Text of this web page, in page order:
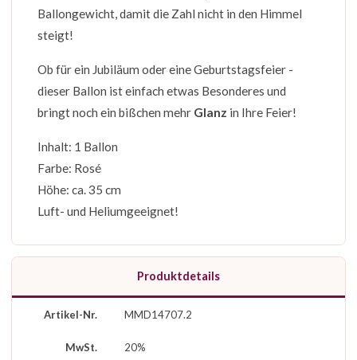
Ballongewicht, damit die Zahl nicht in den Himmel
steigt!
Ob für ein Jubiläum oder eine Geburtstagsfeier -
dieser Ballon ist einfach etwas Besonderes und
bringt noch ein bißchen mehr Glanz in Ihre Feier!
Inhalt: 1 Ballon
Farbe: Rosé
Höhe: ca. 35 cm
Luft- und Heliumgeeignet!
Produktdetails
Artikel-Nr. MMD14707.2
MwSt. 20%